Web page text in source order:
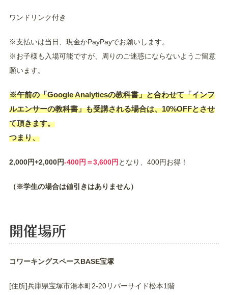
ワンドリンク付き
※支払いは当日、現金かPayPayでお願いします。
※お子様も入場可能ですが、周りのご迷惑にならないようご留意
願います。
※午前の「Google Analyticsの教科書」と合わせて「インフ
ルエンサーの教科書」も受講される場合は、10%OFFとさせ
て頂きます。
つまり、
2,000円+2,000円-400円＝3,600円となり、400円お得！
（※学生の場合は値引きはありません）
開催場所
コワーキングスペースBASE宝塚
[住所]兵庫県宝塚市湯本町2-20リバーサイド松本1階